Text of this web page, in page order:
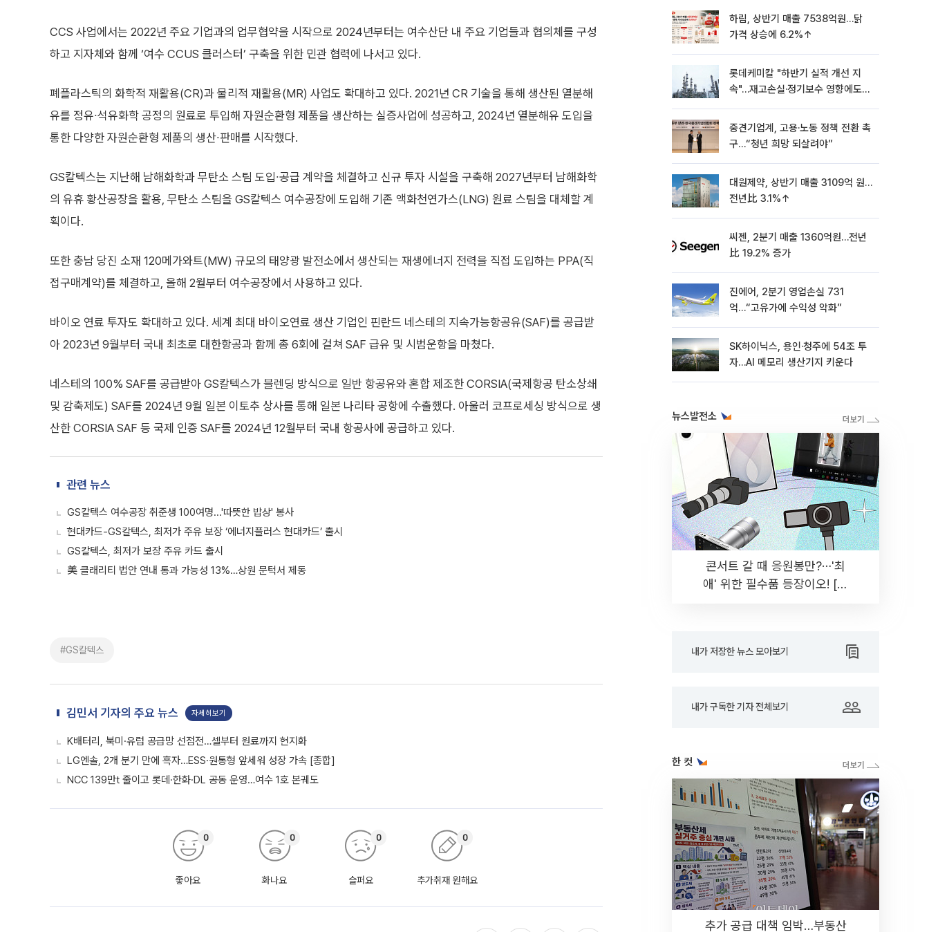
CCS 사업에서는 2022년 주요 기업과의 업무협약을 시작으로 2024년부터는 여수산단 내 주요 기업들과 협의체를 구성
하고 지자체와 함께 ‘여수 CCUS 클러스터’ 구축을 위한 민관 협력에 나서고 있다.
폐플라스틱의 화학적 재활용(CR)과 물리적 재활용(MR) 사업도 확대하고 있다. 2021년 CR 기술을 통해 생산된 열분해
유를 정유∙석유화학 공정의 원료로 투입해 자원순환형 제품을 생산하는 실증사업에 성공하고, 2024년 열분해유 도입을
통한 다양한 자원순환형 제품의 생산∙판매를 시작했다.
GS칼텍스는 지난해 남해화학과 무탄소 스팀 도입∙공급 계약을 체결하고 신규 투자 시설을 구축해 2027년부터 남해화학
의 유휴 황산공장을 활용, 무탄소 스팀을 GS칼텍스 여수공장에 도입해 기존 액화천연가스(LNG) 원료 스팀을 대체할 계
획이다.
또한 충남 당진 소재 120메가와트(MW) 규모의 태양광 발전소에서 생산되는 재생에너지 전력을 직접 도입하는 PPA(직
접구매계약)를 체결하고, 올해 2월부터 여수공장에서 사용하고 있다.
바이오 연료 투자도 확대하고 있다. 세계 최대 바이오연료 생산 기업인 핀란드 네스테의 지속가능항공유(SAF)를 공급받
아 2023년 9월부터 국내 최초로 대한항공과 함께 총 6회에 걸쳐 SAF 급유 및 시범운항을 마쳤다.
네스테의 100% SAF를 공급받아 GS칼텍스가 블렌딩 방식으로 일반 항공유와 혼합 제조한 CORSIA(국제항공 탄소상쇄
및 감축제도) SAF를 2024년 9월 일본 이토추 상사를 통해 일본 나리타 공항에 수출했다. 아울러 코프로세싱 방식으로 생
산한 CORSIA SAF 등 국제 인증 SAF를 2024년 12월부터 국내 항공사에 공급하고 있다.
관련 뉴스
GS칼텍스 여수공장 취준생 100여명...'따뜻한 밥상' 봉사
현대카드-GS칼텍스, 최저가 주유 보장 ‘에너지플러스 현대카드’ 출시
GS칼텍스, 최저가 보장 주유 카드 출시
美 클래리티 법안 연내 통과 가능성 13%…상원 문턱서 제동
#GS칼텍스
김민서 기자의 주요 뉴스 자세히보기
K배터리, 북미·유럽 공급망 선점전…셀부터 원료까지 현지화
LG엔솔, 2개 분기 만에 흑자…ESS·원통형 앞세워 성장 가속 [종합]
NCC 139만t 줄이고 롯데·한화·DL 공동 운영…여수 1호 본궤도
좋아요
0
화나요
0
슬퍼요
0
추가취재 원해요
0
하림, 상반기 매출 7538억원…닭
가격 상승에 6.2%↑
롯데케미칼 "하반기 실적 개선 지
속"…재고손실·정기보수 영향에도
중견기업계, 고용·노동 정책 전환 촉
구…“청년 희망 되살려야”
대원제약, 상반기 매출 3109억 원…
전년比 3.1%↑
씨젠, 2분기 매출 1360억원…전년
比 19.2% 증가
진에어, 2분기 영업손실 731
억…“고유가에 수익성 악화”
SK하이닉스, 용인·청주에 54조 투
자…AI 메모리 생산기지 키운다
뉴스발전소
콘서트 갈 때 응원봉만?⋯'최
애' 위한 필수품 등장이오! [솔
내가 저장한 뉴스 모아보기
내가 구독한 기자 전체보기
한 컷
추가 공급 대책 임박…부동산